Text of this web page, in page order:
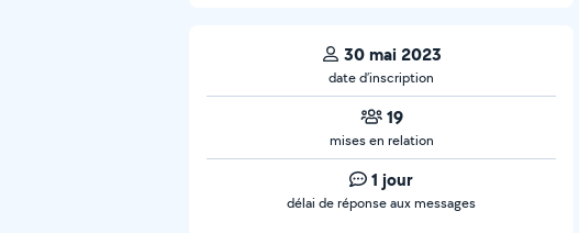
30 mai 2023
date d’inscription
19
mises en relation
1 jour
délai de réponse aux messages